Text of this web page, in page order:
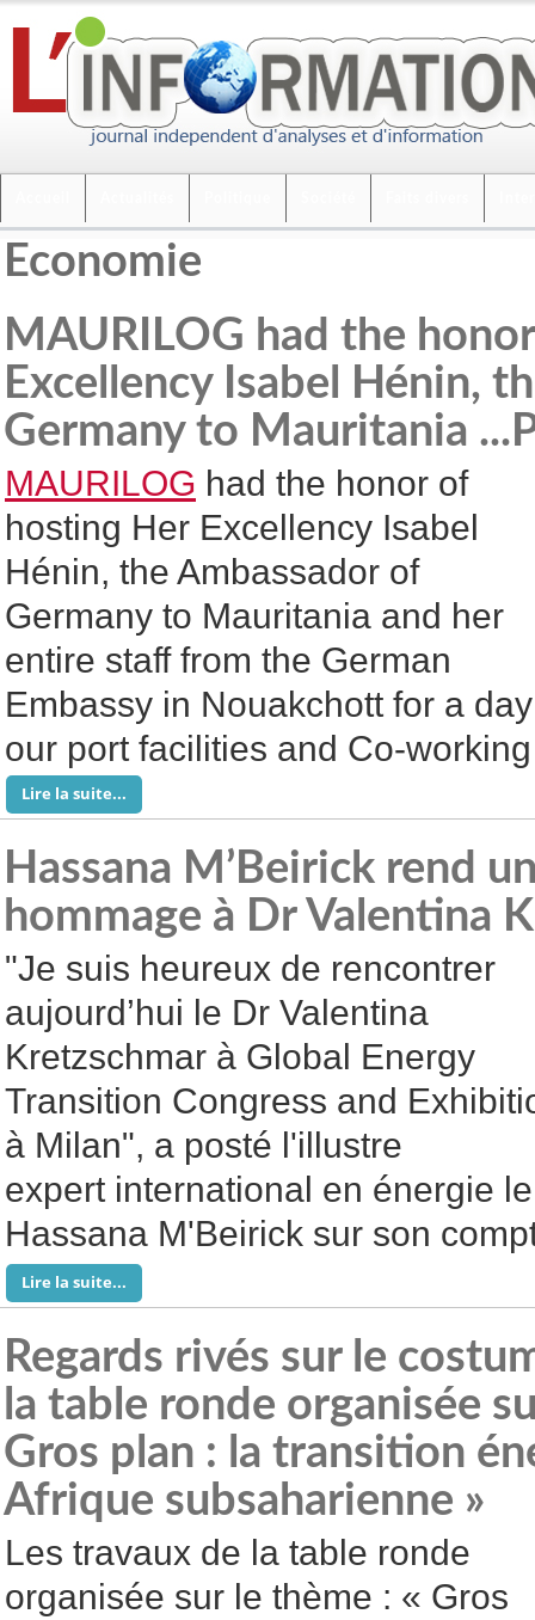
Economie
MAURILOG had the
Excellency Isabel Hénin,
Germany to Mauritania
MAURILOG had the honor of
hosting Her Excellency Isabel
Hénin, the Ambassador of
Germany to Mauritania and her
entire staff from the German
Embassy in Nouakchott for a
our port facilities and Co-
Lire la suite...
Hassana M’Beirick rend
hommage à Dr Valentina
"Je suis heureux de rencontrer
aujourd’hui le Dr Valentina
Kretzschmar à Global Energy
Transition Congress and
à Milan", a posté l'illustre
expert international en énergie
Hassana M'Beirick sur son
Lire la suite...
Regards rivés sur le
la table ronde organisée
Gros plan : la transition
Afrique subsaharienne »
Les travaux de la table ronde
organisée sur le thème : « Gros